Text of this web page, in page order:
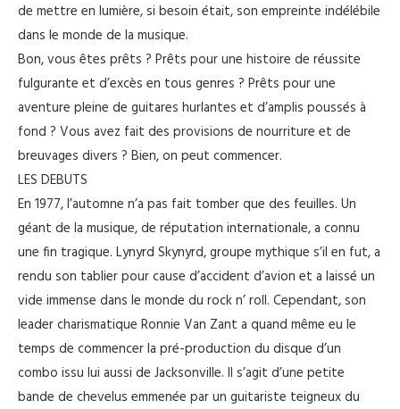
de mettre en lumière, si besoin était, son empreinte indélébile
dans le monde de la musique.
Bon, vous êtes prêts ? Prêts pour une histoire de réussite
fulgurante et d’excès en tous genres ? Prêts pour une
aventure pleine de guitares hurlantes et d’amplis poussés à
fond ? Vous avez fait des provisions de nourriture et de
breuvages divers ? Bien, on peut commencer.
LES DEBUTS
En 1977, l’automne n’a pas fait tomber que des feuilles. Un
géant de la musique, de réputation internationale, a connu
une fin tragique. Lynyrd Skynyrd, groupe mythique s’il en fut, a
rendu son tablier pour cause d’accident d’avion et a laissé un
vide immense dans le monde du rock n’ roll. Cependant, son
leader charismatique Ronnie Van Zant a quand même eu le
temps de commencer la pré-production du disque d’un
combo issu lui aussi de Jacksonville. Il s’agit d’une petite
bande de chevelus emmenée par un guitariste teigneux du